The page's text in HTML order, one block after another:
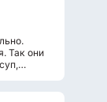
Так они